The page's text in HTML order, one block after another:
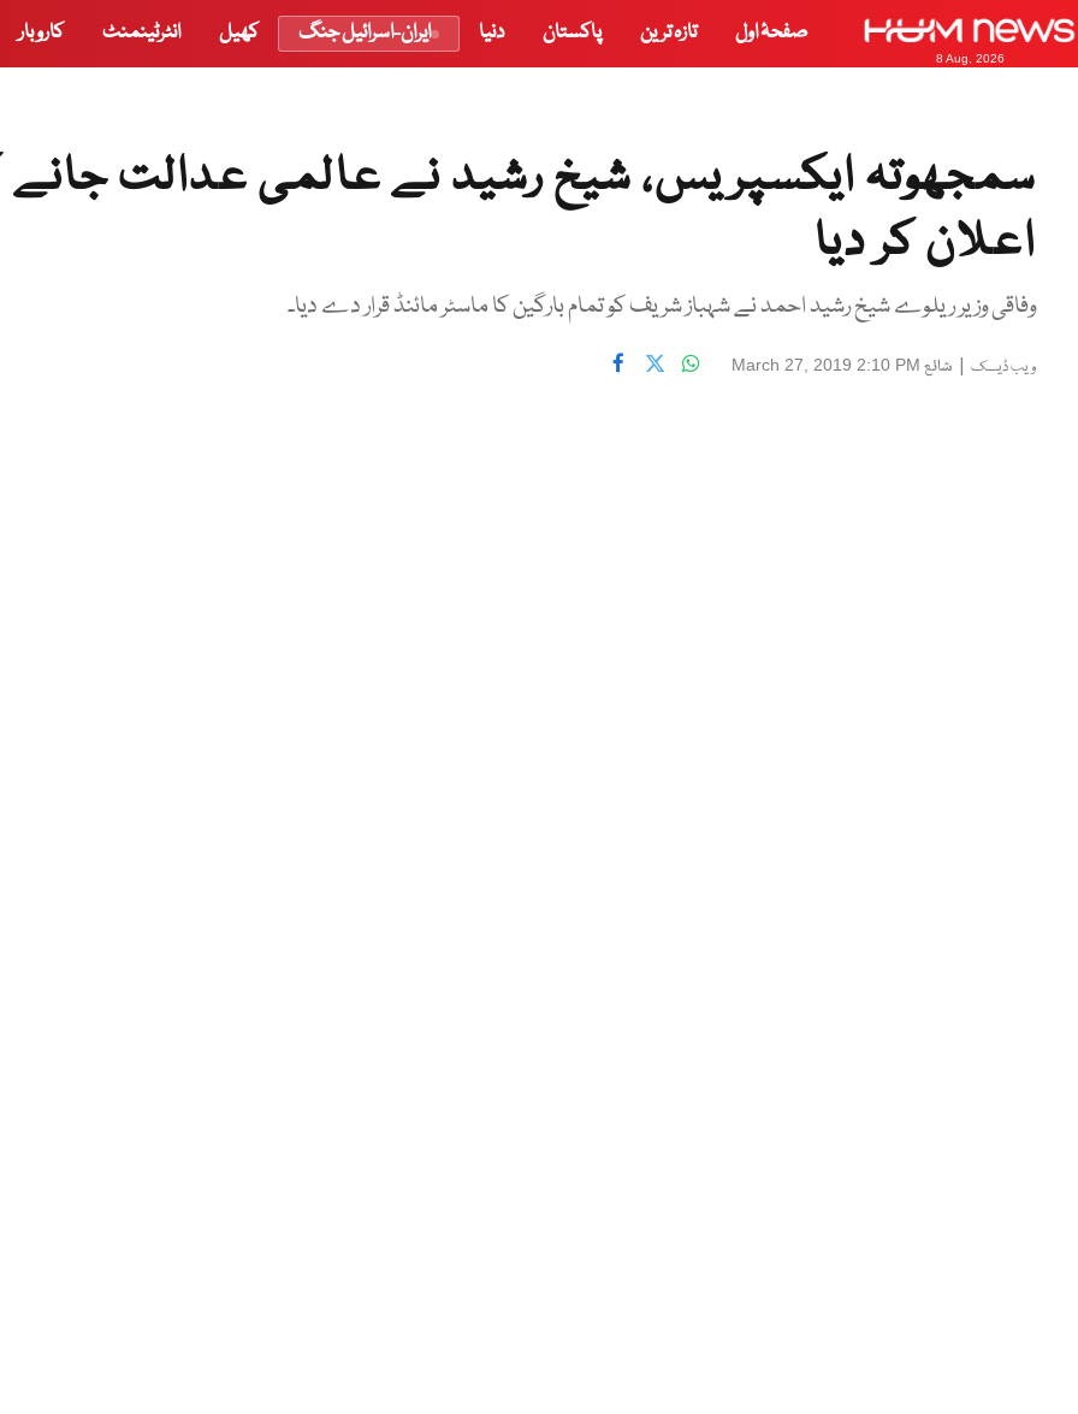
8 Aug, 2026
صفحۂ اول تازہ ترین پاکستان دنیا ایران-اسرائیل جنگ کھیل انٹرٹینمنٹ کاروبار
سمجھوتہ ایکسپریس، شیخ رشید نے عالمی عدالت جانے
اعلان کر دیا
وفاقی وزیر ریلوے شیخ رشید احمد نے شہباز شریف کو تمام بارگین کا ماسٹر مائنڈ قرار دے دیا۔
ویب ڈیسک | شائع March 27, 2019 2:10 PM